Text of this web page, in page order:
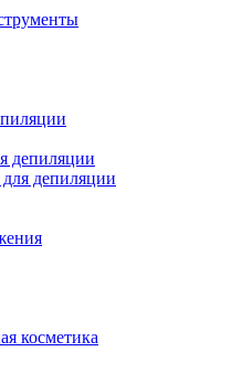
депиляции
депиляции
косметика